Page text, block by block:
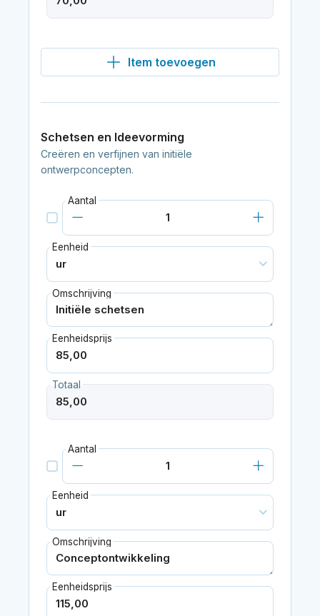
Item toevoegen
Schetsen en Ideevorming
Creëren en verfijnen van initiële
ontwerpconcepten.
Aantal
Eenheid
Omschrijving
Eenheidsprijs
Totaal
Aantal
Eenheid
Omschrijving
Eenheidsprijs